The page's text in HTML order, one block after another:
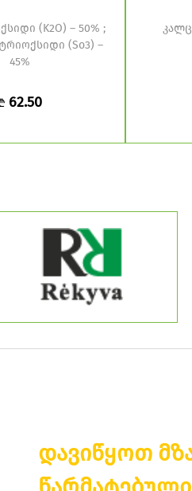
(K2O) – 50% ;
(So3) –
45%
62.50
დავიწყოთ